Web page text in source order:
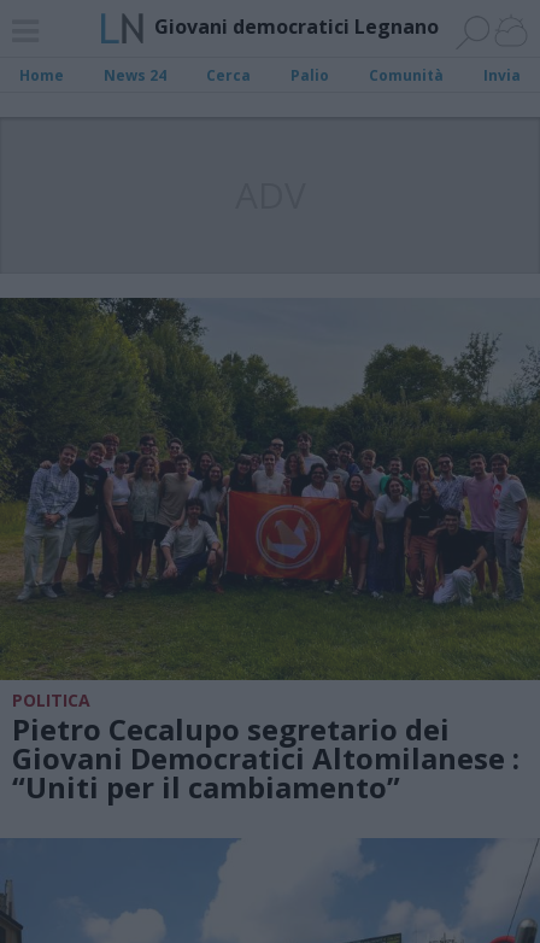
Giovani democratici Legnano
Home News 24 Cerca Palio Comunità Invia
POLITICA
Pietro Cecalupo segretario dei
Giovani Democratici Altomilanese :
“Uniti per il cambiamento”